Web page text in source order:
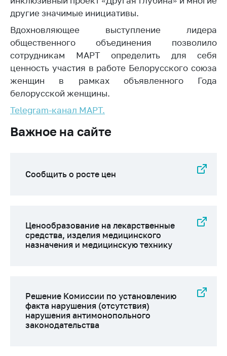
нетарифного
регулирования
Биржевая торговля
Выставочная
деятельность в
Республике
Беларусь
Защита
персональных
данных
Обратиться в МАРТ
Прямaя телефоннaя
линия
Горячая линия
Сообщить о росте
цен на товары
Сообщить о росте
другие значимые инициативы.
Вдохновляющее выступление лидера
общественного объединения позволило
сотрудникам МАРТ определить для себя
ценность участия в работе Белорусского союза
женщин в рамках объявленного Года
белорусской женщины.
Telegram-канал МАРТ.
Важное на сайте
Сообщить о росте цен
Ценообразование на лекарственные
средства, изделия медицинского
назначения и медицинскую технику
Решение Комиссии по установлению
факта нарушения (отсутствия)
нарушения антимонопольного
законодательства